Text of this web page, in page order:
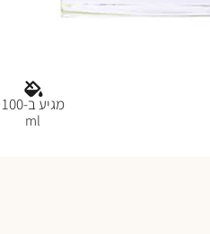
מגיע ב-100
ml